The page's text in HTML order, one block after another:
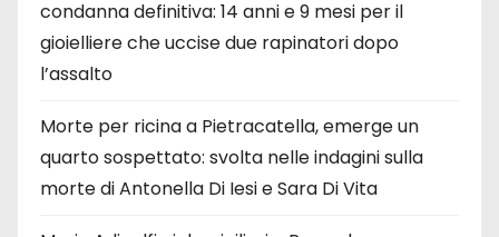
condanna definitiva: 14 anni e 9 mesi per il
gioielliere che uccise due rapinatori dopo
l’assalto
Morte per ricina a Pietracatella, emerge un
quarto sospettato: svolta nelle indagini sulla
morte di Antonella Di Iesi e Sara Di Vita